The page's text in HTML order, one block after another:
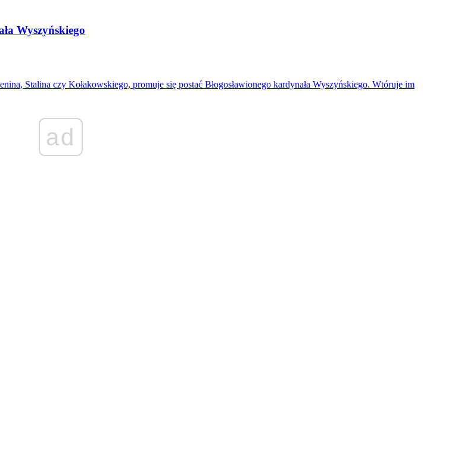
Wyszyńskiego
Stalina czy Kołakowskiego, promuje się postać Błogosławionego kardynała Wyszyńskiego. Wtóruje im
ad